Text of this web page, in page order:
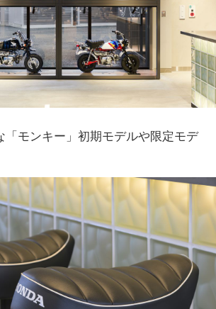
「モンキー」初期モデルや限定モデ